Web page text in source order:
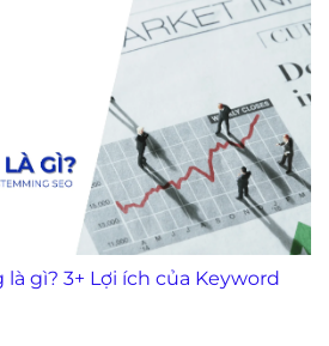
gì? 3+ Lợi ích của Keyword